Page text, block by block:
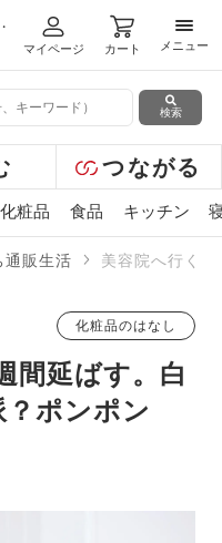
マイページ カート
メ
メニュー
検索
つながる
粧品 食品 キッチン
通販生活 美容院へ行く
化粧品のはなし
間延ばす。白
ポンポン